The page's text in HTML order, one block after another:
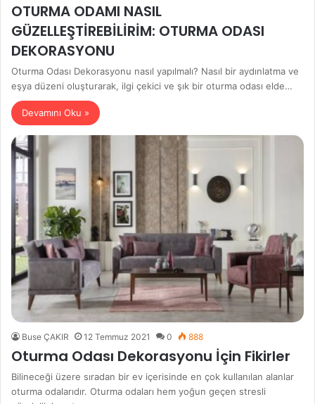
OTURMA ODAMI NASIL
GÜZELLEŞTİREBİLİRİM: OTURMA ODASI
DEKORASYONU
Oturma Odası Dekorasyonu nasıl yapılmalı? Nasıl bir aydınlatma ve
eşya düzeni oluşturarak, ilgi çekici ve şık bir oturma odası elde…
Devamını Oku »
Buse ÇAKIR 12 Temmuz 2021 0 888
Oturma Odası Dekorasyonu İçin Fikirler
Bilineceği üzere sıradan bir ev içerisinde en çok kullanılan alanlar
oturma odalarıdır. Oturma odaları hem yoğun geçen stresli